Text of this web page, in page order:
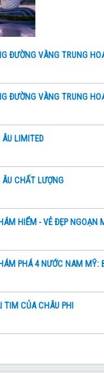
ĐƯỜNG VÀNG TRUNG
ĐƯỜNG VÀNG TRUNG
LIMITED
CHẤT LƯỢNG
HIỂM - VẺ ĐẸP NGOẠN
PHÁ 4 NƯỚC NAM MỸ:
TIM CỦA CHÂU PHI